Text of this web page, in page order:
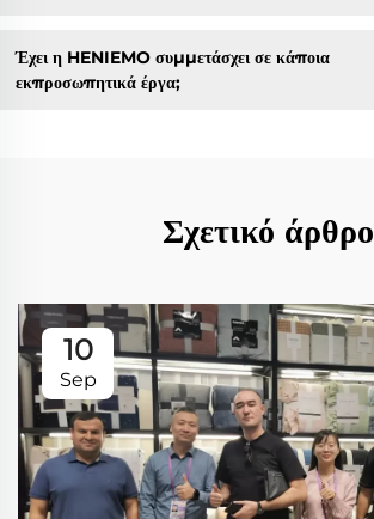
Έχει η HENIEMO συμμετάσχει σε κάποια
εκπροσωπητικά έργα;
Σχετικό άρθρο
10
Sep